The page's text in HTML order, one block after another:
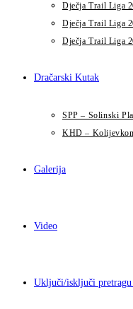
Dječja Trail Liga
Dječja Trail Liga
Dječja Trail Liga
Dračarski Kutak
SPP – Solinski
KHD –
Galerija
Video
Uključi/isključi pretragu